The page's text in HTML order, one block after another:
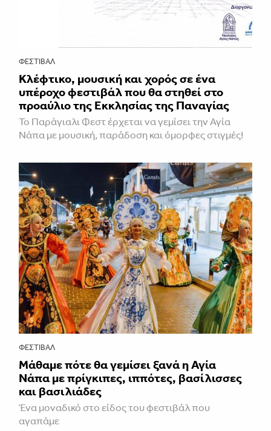
ΦΕΣΤΙΒΑΛ
Κλέφτικο, μουσική και χορός σε ένα
υπέροχο φεστιβάλ που θα στηθεί στο
προαύλιο της Εκκλησίας της Παναγίας
Το Παράγιαλι Φεστ έρχεται να γεμίσει την Αγία
Νάπα με μουσική, παράδοση και όμορφες στιγμές!
ΦΕΣΤΙΒΑΛ
Μάθαμε πότε θα γεμίσει ξανά η Αγία
Νάπα με πρίγκιπες, ιππότες, βασίλισσες
και βασιλιάδες
Ένα μοναδικό στο είδος του φεστιβάλ που
αγαπάμε